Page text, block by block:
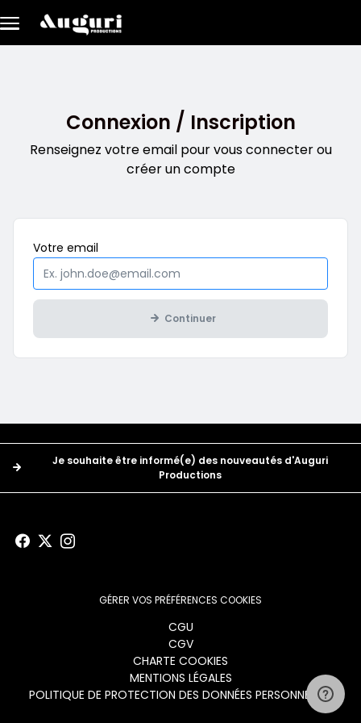
Connexion / Inscription
Renseignez votre email pour vous connecter ou
créer un compte
Votre email
Continuer
Je souhaite être informé(e) des nouveautés d'Auguri
Productions
GÉRER VOS PRÉFÉRENCES COOKIES
CGU
CGV
CHARTE COOKIES
MENTIONS LÉGALES
POLITIQUE DE PROTECTION DES DONNÉES PERSONNELLES